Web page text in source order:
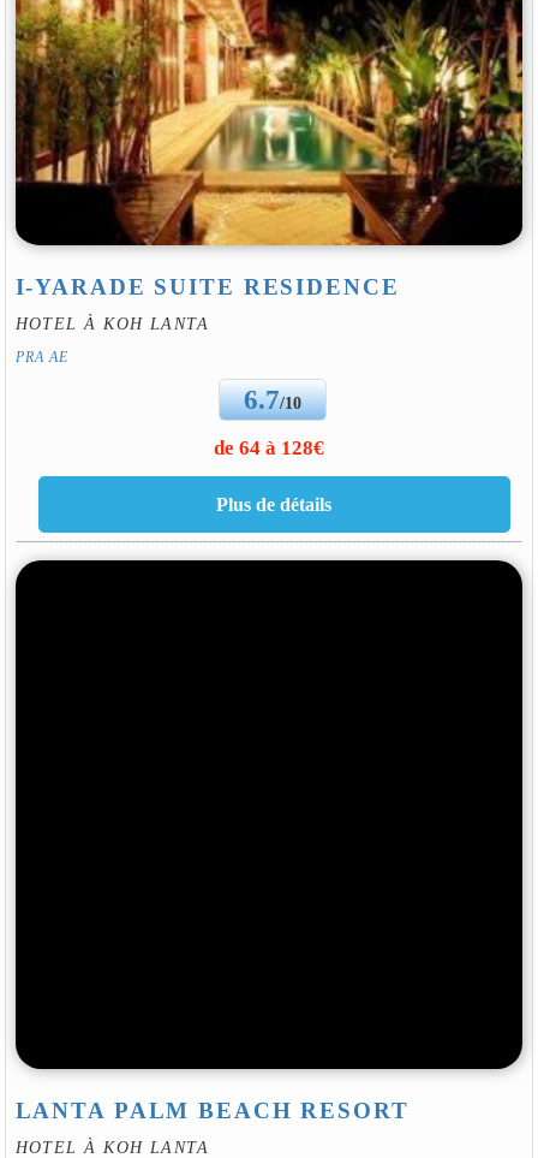
I-YARADE SUITE RESIDENCE
HOTEL À KOH LANTA
PRA AE
6.7/10
de 64 à 128€
LANTA PALM BEACH RESORT
HOTEL À KOH LANTA